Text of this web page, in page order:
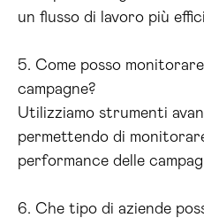
un flusso di lavoro più
5. Come posso
campagne?
Utilizziamo strumenti
permettendo di
performance delle
6. Che tipo di aziende